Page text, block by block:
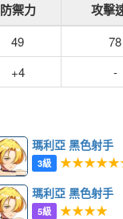
防禦力 攻擊
49
78
+4 -
瑪利亞 黑色射手
3級
瑪利亞 黑色射手
5級 ★★★★